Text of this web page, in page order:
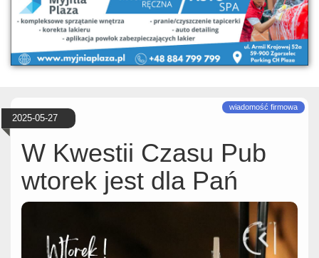
2025-05-27
W Kwestii Czasu Pub
wtorek jest dla Pań